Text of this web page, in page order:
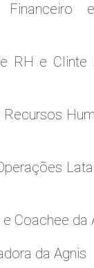
RH e Clinte
Recursos
Coachee da
da Agnis